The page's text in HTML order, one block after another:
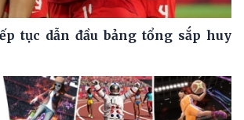
tục dẫn đầu bảng tổng sắp huy